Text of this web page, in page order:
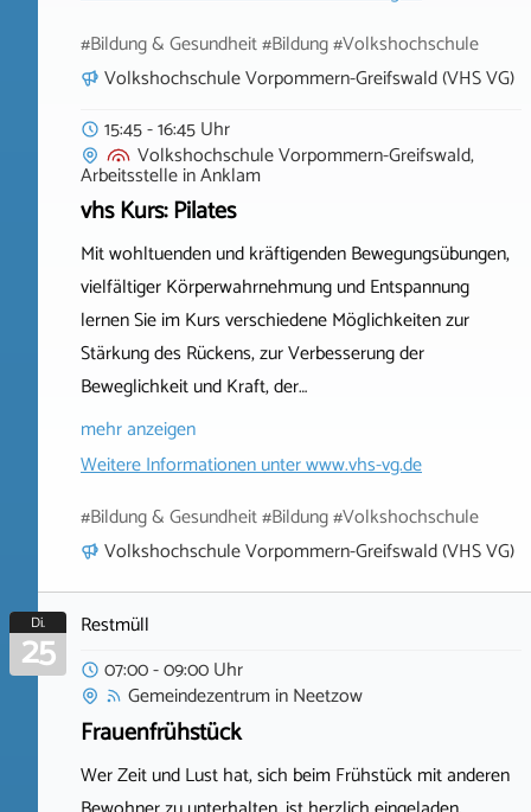
#Bildung & Gesundheit #Bildung #Volkshochschule
Volkshochschule Vorpommern-Greifswald (VHS VG)
15:45 - 16:45 Uhr
Volkshochschule Vorpommern-Greifswald,
ArbeitsstelleinAnklam
vhs Kurs: Pilates
Mit wohltuenden und kräftigenden Bewegungsübungen,
vielfältiger Körperwahrnehmung und Entspannung
lernen Sie im Kurs verschiedene Möglichkeiten zur
Stärkung des Rückens, zur Verbesserung der
Beweglichkeit und Kraft, der…
mehr anzeigen
Weitere Informationen unterwww.vhs-vg.de
#Bildung & Gesundheit #Bildung #Volkshochschule
Volkshochschule Vorpommern-Greifswald (VHS VG)
Di.
25
Restmüll
07:00 - 09:00 Uhr
GemeindezentruminNeetzow
Frauenfrühstück
Wer Zeit und Lust hat, sich beim Frühstück mit anderen